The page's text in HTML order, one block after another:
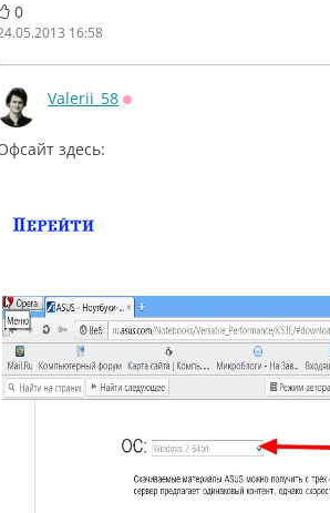
0
16:58
Valerii_58
здесь: